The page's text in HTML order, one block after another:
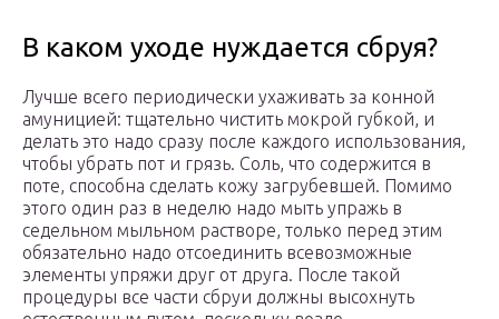
В каком уходе нуждается сбруя?
Лучше всего периодически ухаживать за конной
амуницией: тщательно чистить мокрой губкой, и
делать это надо сразу после каждого использования,
чтобы убрать пот и грязь. Соль, что содержится в
поте, способна сделать кожу загрубевшей. Помимо
этого один раз в неделю надо мыть упражь в
седельном мыльном растворе, только перед этим
обязательно надо отсоединить всевозможные
элементы упряжи друг от друга. После такой
процедуры все части сбруи должны высохнуть